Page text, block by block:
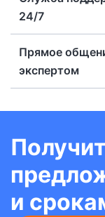
24/7
Прямое
экспертом
и